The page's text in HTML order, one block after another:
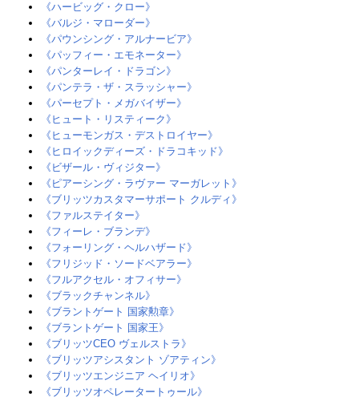
《ハービッグ・クロー》
《バルジ・マローダー》
《パウンシング・アルナービア》
《パッフィー・エモネーター》
《パンターレイ・ドラゴン》‎
《パンテラ・ザ・スラッシャー》‎
《パーセプト・メガバイザー》
《ヒュート・リスティーク》
《ヒューモンガス・デストロイヤー》
《ヒロイックディーズ・ドラコキッド》
《ビザール・ヴィジター》‎
《ピアーシング・ラヴァー マーガレット》
《ブリッツカスタマーサポート クルディ》
《ファルステイター》
《フィーレ・ブランデ》
《フォーリング・ヘルハザード》‎
《フリジッド・ソードベアラー》
《フルアクセル・オフィサー》‎
《ブラックチャンネル》
《ブラントゲート 国家勲章》
《ブラントゲート 国家王》
《ブリッツCEO ヴェルストラ》
《ブリッツアシスタント ゾアティン》‎
《ブリッツエンジニア ヘイリオ》‎
《ブリッツオペレータートゥール》‎